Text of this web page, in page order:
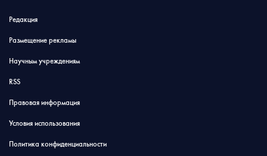
Редакция
Размещение рекламы
Научным учреждениям
RSS
Правовая информация
Условия использования
Политика конфиденциальности